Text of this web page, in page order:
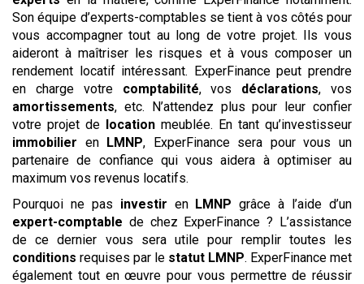
Son équipe d’experts-comptables se tient à vos côtés pour
vous accompagner tout au long de votre projet. Ils vous
aideront à maîtriser les risques et à vous composer un
rendement locatif intéressant. ExperFinance peut prendre
en charge votre comptabilité, vos déclarations, vos
amortissements, etc. N’attendez plus pour leur confier
votre projet de location meublée. En tant qu’investisseur
immobilier en LMNP, ExperFinance sera pour vous un
partenaire de confiance qui vous aidera à optimiser au
maximum vos revenus locatifs.
Pourquoi ne pas investir en LMNP grâce à l’aide d’un
expert-comptable de chez ExperFinance ? L’assistance
de ce dernier vous sera utile pour remplir toutes les
conditions requises par le statut LMNP. ExperFinance met
également tout en œuvre pour vous permettre de réussir